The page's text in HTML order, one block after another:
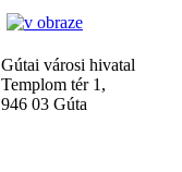
Gútai városi hivatal
Templom tér 1,
946 03 Gúta